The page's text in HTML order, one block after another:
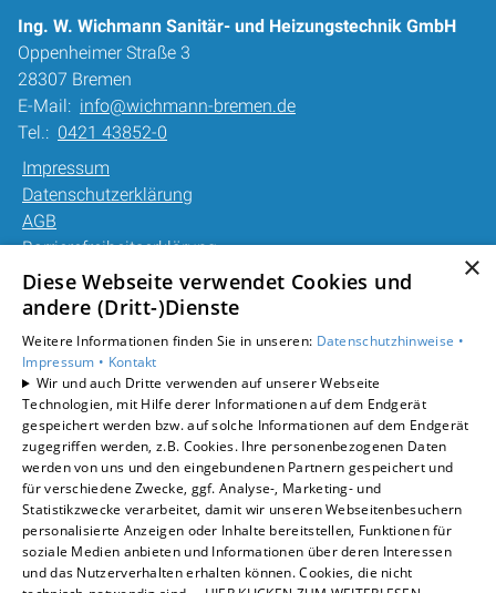
Ing. W. Wichmann Sanitär- und Heizungstechnik GmbH
Oppenheimer Straße 3
28307 Bremen
E-Mail: info@wichmann-bremen.de
Tel.: 0421 43852-0
Impressum
Datenschutzerklärung
AGB
Barrierefreiheitserklärung
Unsere Bereiche
Gewerbekunden
Karriere
Unternehmen
Kontakt
×
Diese Webseite verwendet Cookies und
andere (Dritt-)Dienste
Weitere Informationen finden Sie in unseren: Datenschutzhinweise •
Impressum • Kontakt
Wir und auch Dritte verwenden auf unserer Webseite
Technologien, mit Hilfe derer Informationen auf dem Endgerät
gespeichert werden bzw. auf solche Informationen auf dem Endgerät
zugegriffen werden, z.B. Cookies. Ihre personenbezogenen Daten
werden von uns und den eingebundenen Partnern gespeichert und
für verschiedene Zwecke, ggf. Analyse-, Marketing- und
Statistikzwecke verarbeitet, damit wir unseren Webseitenbesuchern
personalisierte Anzeigen oder Inhalte bereitstellen, Funktionen für
soziale Medien anbieten und Informationen über deren Interessen
und das Nutzerverhalten erhalten können. Cookies, die nicht